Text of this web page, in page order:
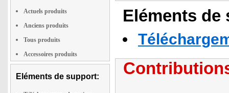
Actuels produits
Anciens produits
Tous produits
Accessoires produits
Eléments de support:
Eléments